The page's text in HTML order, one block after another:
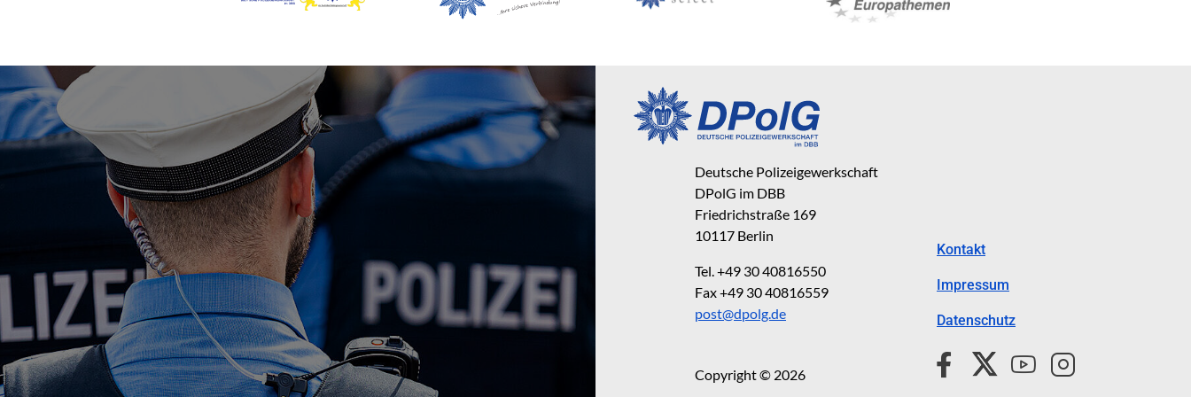
Deutsche Polizeigewerkschaft
DPolG im DBB
Friedrichstraße 169
10117 Berlin
Tel. +49 30 40816550
Fax +49 30 40816559
post@dpolg.de
Kontakt
Impressum
Datenschutz
Copyright © 2026